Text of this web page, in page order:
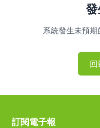
系統發生未預期
回
訂閱電子報